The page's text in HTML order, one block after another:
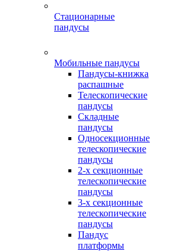
Стационарные
пандусы
Мобильные пандусы
Пандусы-книжка
распашные
Телескопические
пандусы
Складные
пандусы
Односекционные
телескопические
пандусы
2-х секционные
телескопические
пандусы
3-х секционные
телескопические
пандусы
Пандус
платформы